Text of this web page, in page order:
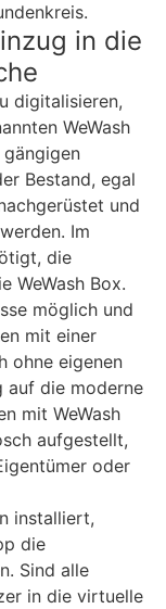
in die
digitalisieren,
WeWash
Bestand, egal
und
Im
die
WeWash Box.
möglich und
mit einer
ohne eigenen
auf die moderne
mit WeWash
aufgestellt,
oder
installiert,
die
Sind alle
in die virtuelle